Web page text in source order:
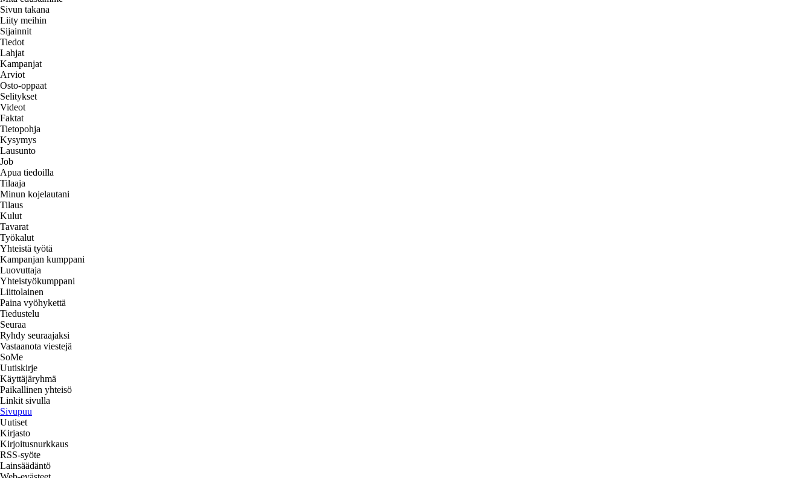
Sivun takana
Liity meihin
Sijainnit
Tiedot
Lahjat
Kampanjat
Arviot
Osto-oppaat
Selitykset
Videot
Faktat
Tietopohja
Kysymys
Lausunto
Job
Apua tiedoilla
Tilaaja
Minun kojelautani
Tilaus
Kulut
Tavarat
Työkalut
Yhteistä työtä
Kampanjan kumppani
Luovuttaja
Yhteistyökumppani
Liittolainen
Paina vyöhykettä
Tiedustelu
Seuraa
Ryhdy seuraajaksi
Vastaanota viestejä
SoMe
Uutiskirje
Käyttäjäryhmä
Paikallinen yhteisö
Linkit sivulla
Sivupuu
Uutiset
Kirjasto
Kirjoitusnurkkaus
RSS-syöte
Lainsäädäntö